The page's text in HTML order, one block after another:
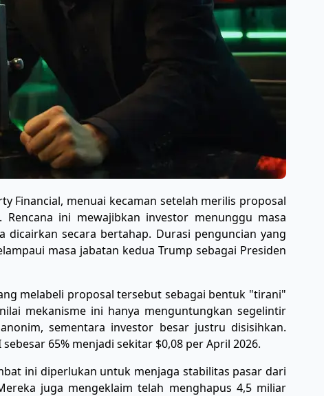
Financial, menuai kecaman setelah merilis proposal
ini mewajibkan investor menunggu masa
secara bertahap. Durasi penguncian yang
masa jabatan kedua Trump sebagai Presiden
melabeli proposal tersebut sebagai bentuk "tirani"
mekanisme ini hanya menguntungkan segelintir
sementara investor besar justru disisihkan.
65% menjadi sekitar $0,08 per April 2026.
ini diperlukan untuk menjaga stabilitas pasar dari
juga mengeklaim telah menghapus 4,5 miliar